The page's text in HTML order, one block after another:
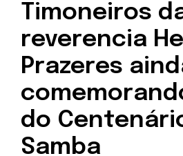
Timoneiros
reverencia
Prazeres
do
Samba